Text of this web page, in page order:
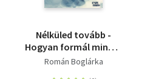
Nélküled tovább -
Hogyan formál minket
a veszteség?
Román Boglárka